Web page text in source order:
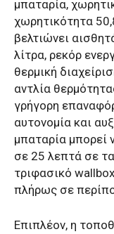
μπαταρία,
χωρητικότητα
βελτιώνει
λίτρα, ρεκόρ
θερμική
αντλία
γρήγορη
αυτονομία και
μπαταρία μπορεί
σε 25 λεπτά σε
τριφασικό
πλήρως σε
Επιπλέον, η